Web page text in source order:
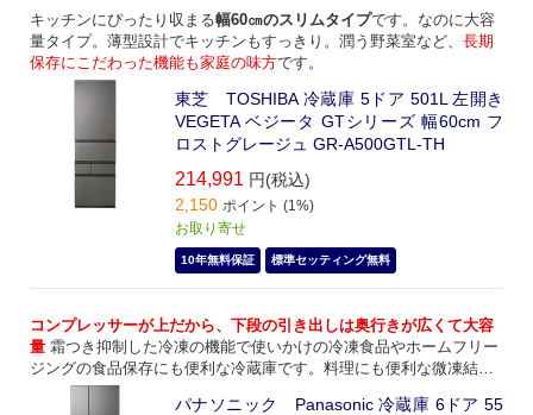
キッチンにぴったり収まる幅60㎝のスリムタイプです。なのに大容
量タイプ。薄型設計でキッチンもすっきり。潤う野菜室など、 長期
保存にこだわった機能も家庭の味方です。
東芝 TOSHIBA 冷蔵庫 5ドア 501L 左開き
VEGETA ベジータ GTシリーズ 幅60cm フ
ロストグレージュ GR-A500GTL-TH
214,991 円(税込)
2,150 ポイント (1%)
お取り寄せ
10年無料保証 標準セッティング無料
コンプレッサーが上だから、下段の引き出しは奥行きが広くて大容
量 霜つき抑制した冷凍の機能で使いかけの冷凍食品やホームフリー
ジングの食品保存にも便利な冷蔵庫です。料理にも便利な微凍結機
能で、直ぐにお料理できるチルト室も人気です。
パナソニック Panasonic 冷蔵庫 6ドア 55